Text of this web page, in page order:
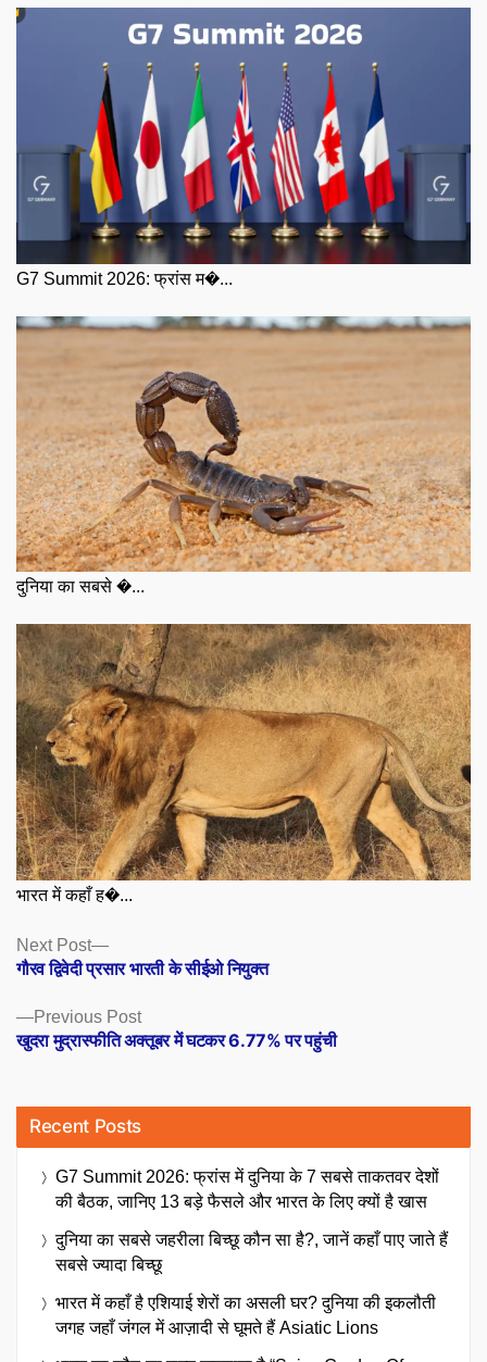
G7 Summit 2026: फ्रांस म�...
दुनिया का सबसे �...
भारत में कहाँ ह�...
Posts
navigation
Previous PostPrevious
post:
खुदरा मुद्रास्फीति अक्तूबर में घटकर 6.77% पर पहुंची
Next Post
Next
post:
गौरव द्विवेदी प्रसार भारती के सीईओ नियुक्त
Recent Posts
G7 Summit 2026: फ्रांस में दुनिया के 7 सबसे ताकतवर देशों
की बैठक, जानिए 13 बड़े फैसले और भारत के लिए क्यों है खास
दुनिया का सबसे जहरीला बिच्छू कौन सा है?, जानें कहाँ पाए जाते हैं
सबसे ज्यादा बिच्छू
भारत में कहाँ है एशियाई शेरों का असली घर? दुनिया की इकलौती
जगह जहाँ जंगल में आज़ादी से घूमते हैं Asiatic Lions